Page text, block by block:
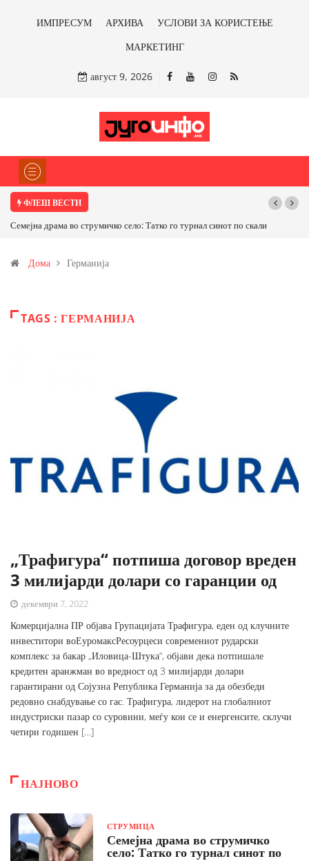
ИМПРЕСУМ АРХИВА
УСЛОВИ ЗА КОРИСТЕЊЕ
МАРКЕТИНГ
август 9, 2026
ФЛЕШ ВЕСТИ
Семејна драма во струмичко село: Татко го турнал синот по скали
Дома Германија
TAGS : ГЕРМАНИЈА
„Трафигура“ потпиша договор вреден
3 милијарди долари со гаранции од
декември 7, 2022
Комерцијална ПР објава Групацијата Трафигура, еден од клучните
инвеститори воЕуромаксРесоурцеси современиот рударски
комплекс за бакар „Иловица-Штука“, објави дека потпишале
кредитен аранжман во вредност од 3 милијарди долари
гарантирани од Сојузна Република Германија за да обезбеди
редовно снабдување со гас. Трафигура, лидерот на глобалниот
индустриски пазар со суровини, меѓу кои се и енергенсите, склучи
четири годишен […]
НАЈНОВО
СТРУМИЦА
Семејна драма во струмичко
село: Татко го турнал синот по